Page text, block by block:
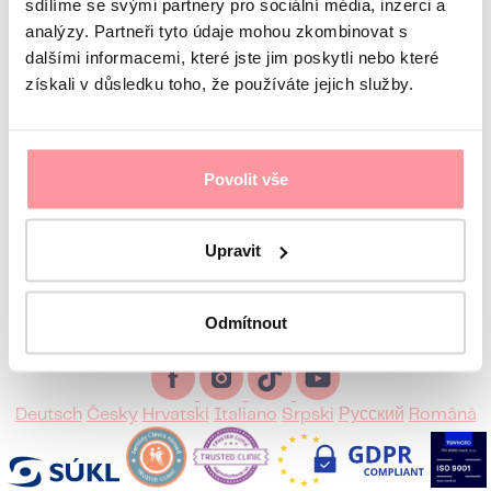
sdílíme se svými partnery pro sociální média, inzerci a
analýzy. Partneři tyto údaje mohou zkombinovat s
dalšími informacemi, které jste jim poskytli nebo které
získali v důsledku toho, že používáte jejich služby.
Povolit vše
Upravit
Odmítnout
Take the first step towards treating infertility
Mo - Fr, 8 a.m. to 4:30 p.m.
Deutsch Česky Hrvatski Italiano Srpski Русский Română